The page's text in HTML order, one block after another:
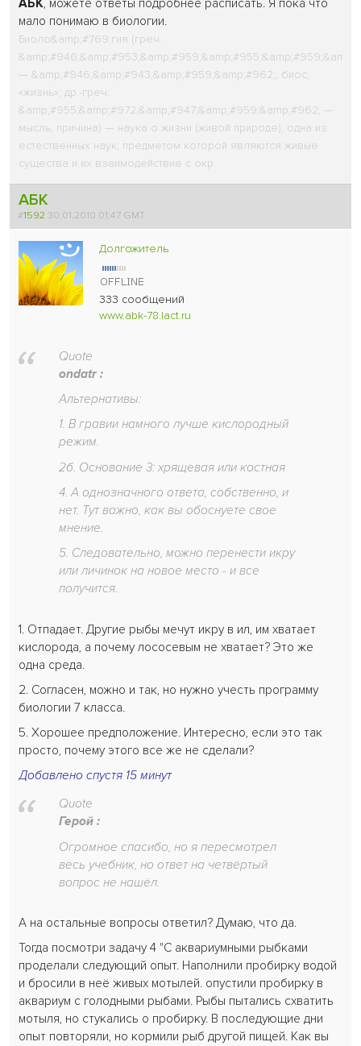
АБК, можете ответы подробнее расписать. Я пока что
мало понимаю в биологии.
Биоло&amp;#769;гия (греч.
— &amp;#946;&amp;#943;&amp;#959;&amp;#962;, биос,
«жизнь»; др.-греч.
&amp;#955;&amp;#972;&amp;#947;&amp;#959;&amp;#962; —
мысль, причина) — наука о жизни (живой природе), одна из
естественных наук, предметом которой являются живые
существа и их взаимодействие с окр
АБК
#1592 30.01.2010 01:47 GMT
Долгожитель
333 сообщений
www.abk-78.lact.ru
Quote
ondatr :
Альтернативы:
1. В гравии намного лучше кислородный
режим.
2б. Основание 3: хрящевая или костная
4. А однозначного ответа, собственно, и
нет. Тут важно, как вы обоснуете свое
мнение.
5. Следовательно, можно перенести икру
или личинок на новое место - и все
получится.
1. Отпадает. Другие рыбы мечут икру в ил, им хватает
кислорода, а почему лососевым не хватает? Это же
одна среда.
2. Согласен, можно и так, но нужно учесть программу
биологии 7 класса.
5. Хорошее предположение. Интересно, если это так
просто, почему этого все же не сделали?
Добавлено спустя 15 минут
Quote
Герой :
Огромное спасибо, но я пересмотрел
весь учебник, но ответ на четвёртый
вопрос не нашёл.
А на остальные вопросы ответил? Думаю, что да.
Тогда посмотри задачу 4 "С аквариумными рыбками
проделали следующий опыт. Наполнили пробирку водой
и бросили в неё живых мотылей. опустили пробирку в
аквариум с голодными рыбами. Рыбы пытались схватить
мотыля, но стукались о пробирку. В последующие дни
опыт повторяли, но кормили рыб другой пищей. Как вы